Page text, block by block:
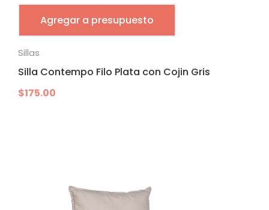
Agregar a presupuesto
Sillas
Silla Contempo Filo Plata con Cojin Gris
$175.00